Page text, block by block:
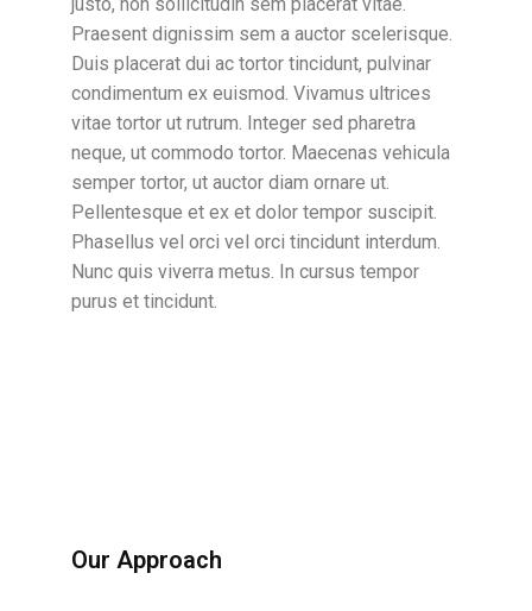
Praesent dignissim sem a auctor scelerisque.
Duis placerat dui ac tortor tincidunt, pulvinar
condimentum ex euismod. Vivamus ultrices
vitae tortor ut rutrum. Integer sed pharetra
neque, ut commodo tortor. Maecenas vehicula
semper tortor, ut auctor diam ornare ut.
Pellentesque et ex et dolor tempor suscipit.
Phasellus vel orci vel orci tincidunt interdum.
Nunc quis viverra metus. In cursus tempor
purus et tincidunt.
Our Approach